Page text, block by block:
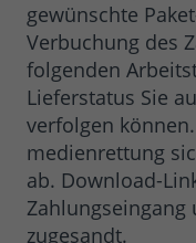
gewünschte
Verbuchung des
folgenden
Lieferstatus Sie
verfolgen
medienrettung
ab. Download-
Zahlungseingang
zugesandt.